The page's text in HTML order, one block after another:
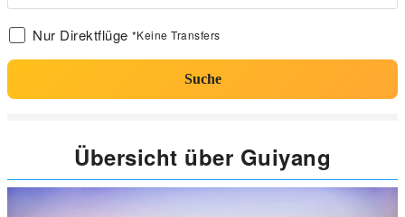
Nur Direktflüge *Keine Transfers
Suche
Übersicht über Guiyang